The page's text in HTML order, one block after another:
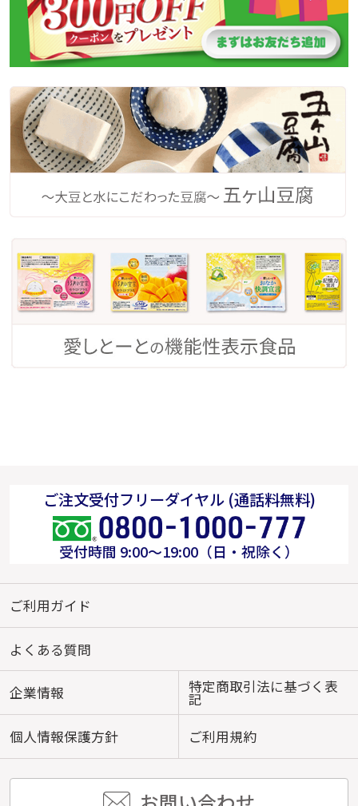
ご注文受付フリーダイヤル (通話料無料)
受付時間 9:00～19:00（日・祝除く）
ご利用ガイド
よくある質問
企業情報 特定商取引法に基づく表
記
個人情報保護方針
ご利用規約